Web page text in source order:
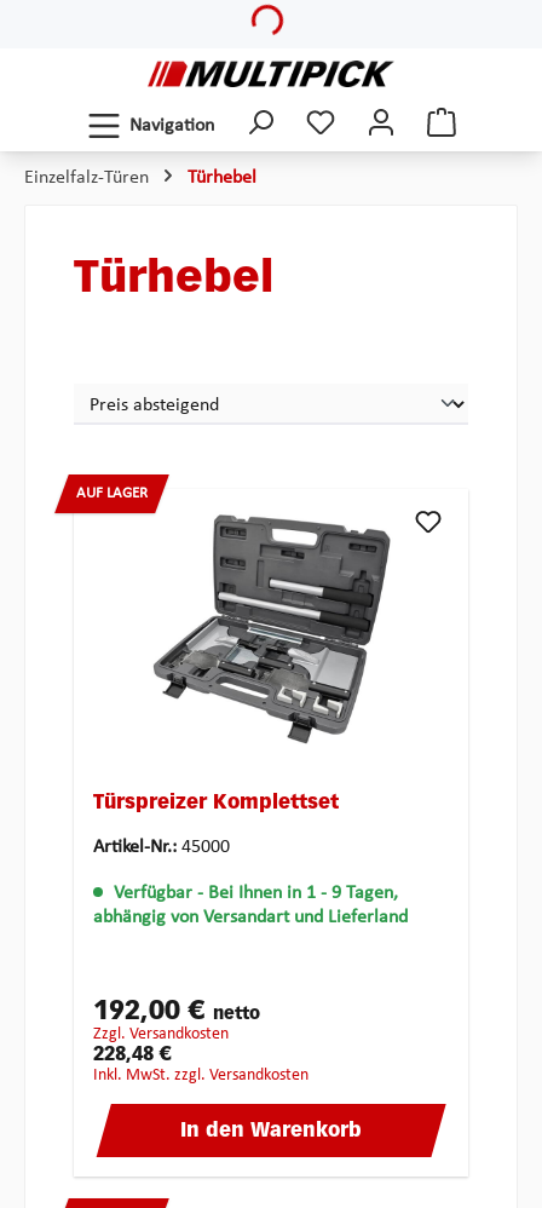
Navigation
Einzelfalz-Türen Türhebel
Türhebel
AUF LAGER
Türspreizer Komplettset
Artikel-Nr.: 45000
Verfügbar - Bei Ihnen in 1 - 9 Tagen,
abhängig von Versandart und Lieferland
192,00 € netto
zzgl. Versandkosten
228,48 €
inkl. MwSt. zzgl. Versandkosten
In den Warenkorb